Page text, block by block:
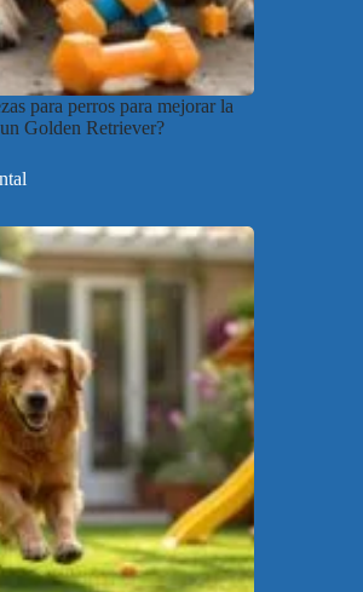
para perros para mejorar la
Golden Retriever?